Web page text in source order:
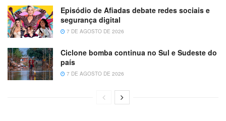
Episódio de Afiadas debate redes sociais e
segurança digital
7 DE AGOSTO DE 2026
Ciclone bomba continua no Sul e Sudeste do
país
7 DE AGOSTO DE 2026